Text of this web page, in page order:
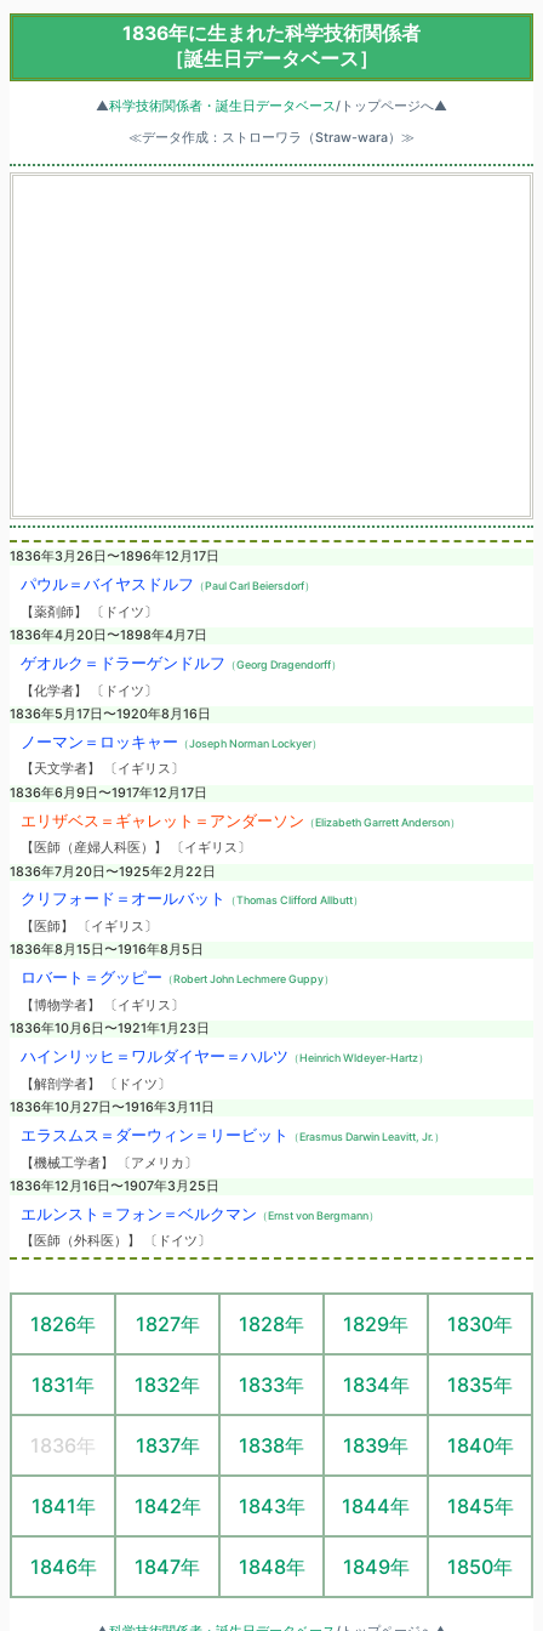
1836年に生まれた科学技術関係者
［誕生日データベース］
▲科学技術関係者・誕生日データベース/トップページへ▲
≪データ作成：ストローワラ（Straw-wara）≫
1836年3月26日〜1896年12月17日
パウル＝バイヤスドルフ （Paul Carl Beiersdorf）
【薬剤師】 〔ドイツ〕
1836年4月20日〜1898年4月7日
ゲオルク＝ドラーゲンドルフ （Georg Dragendorff）
【化学者】 〔ドイツ〕
1836年5月17日〜1920年8月16日
ノーマン＝ロッキャー （Joseph Norman Lockyer）
【天文学者】 〔イギリス〕
1836年6月9日〜1917年12月17日
エリザベス＝ギャレット＝アンダーソン （Elizabeth Garrett Anderson）
【医師（産婦人科医）】 〔イギリス〕
1836年7月20日〜1925年2月22日
クリフォード＝オールバット （Thomas Clifford Allbutt）
【医師】 〔イギリス〕
1836年8月15日〜1916年8月5日
ロバート＝グッピー （Robert John Lechmere Guppy）
【博物学者】 〔イギリス〕
1836年10月6日〜1921年1月23日
ハインリッヒ＝ワルダイヤー＝ハルツ （Heinrich Wldeyer-Hartz）
【解剖学者】 〔ドイツ〕
1836年10月27日〜1916年3月11日
エラスムス＝ダーウィン＝リービット （Erasmus Darwin Leavitt, Jr.）
【機械工学者】 〔アメリカ〕
1836年12月16日〜1907年3月25日
エルンスト＝フォン＝ベルクマン （Ernst von Bergmann）
【医師（外科医）】 〔ドイツ〕
1826年 1827年 1828年 1829年 1830年
1831年 1832年 1833年 1834年 1835年
1836年 1837年 1838年 1839年 1840年
1841年 1842年 1843年 1844年 1845年
1846年 1847年 1848年 1849年 1850年